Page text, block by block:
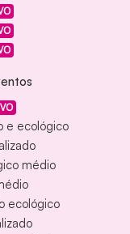
e ecológico
médio
ecológico